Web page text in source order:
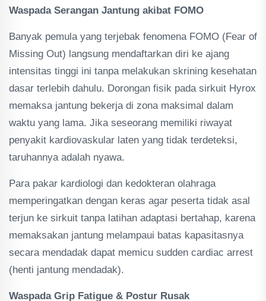
Waspada Serangan Jantung akibat FOMO
Banyak pemula yang terjebak fenomena FOMO (Fear of
Missing Out) langsung mendaftarkan diri ke ajang
intensitas tinggi ini tanpa melakukan skrining kesehatan
dasar terlebih dahulu. Dorongan fisik pada sirkuit Hyrox
memaksa jantung bekerja di zona maksimal dalam
waktu yang lama. Jika seseorang memiliki riwayat
penyakit kardiovaskular laten yang tidak terdeteksi,
taruhannya adalah nyawa.
Para pakar kardiologi dan kedokteran olahraga
memperingatkan dengan keras agar peserta tidak asal
terjun ke sirkuit tanpa latihan adaptasi bertahap, karena
memaksakan jantung melampaui batas kapasitasnya
secara mendadak dapat memicu sudden cardiac arrest
(henti jantung mendadak).
Waspada Grip Fatigue & Postur Rusak